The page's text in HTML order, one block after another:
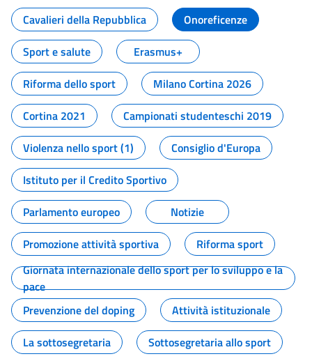
Cavalieri della Repubblica
Onoreficenze
Sport e salute
Erasmus+
Riforma dello sport
Milano Cortina 2026
Cortina 2021
Campionati studenteschi 2019
Violenza nello sport (1)
Consiglio d'Europa
Istituto per il Credito Sportivo
Parlamento europeo
Notizie
Promozione attività sportiva
Riforma sport
Giornata internazionale dello sport per lo sviluppo e la
pace
Prevenzione del doping
Attività istituzionale
La sottosegretaria
Sottosegretaria allo sport